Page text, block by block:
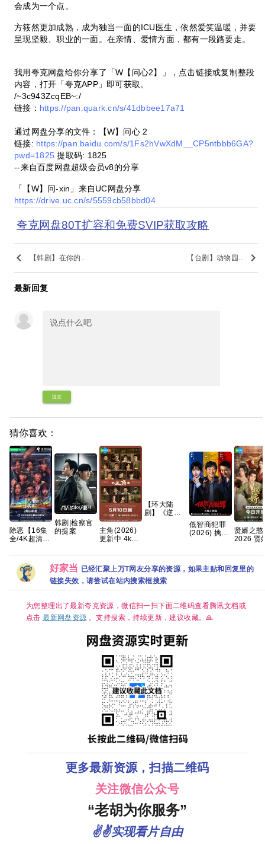
会成为一个点。
方筱然更加成熟，成为独当一面的ICU医生，依然爱笑温暖，并要
呈现坚毅、职业的一面。在亲情、爱情方面，都有一段路要走。
我用夸克网盘给你分享了「W【问心2】」，点击链接或复制整段
内容，打开「夸克APP」即可获取。
/~3c943ZcqEB~:/
链接： https://pan.quark.cn/s/41dbbee17a71
通过网盘分享的文件：【W】问心 2
链接: https://pan.baidu.com/s/1Fs2hVwXdM__CP5ntbbb6GA?
pwd=1825 提取码: 1825
--来自百度网盘超级会员v8的分享
「【W】问-xin」来自UC网盘分享
https://drive.uc.cn/s/5559cb58bbd04
夸克网盘80T扩容和免费SVIP获取攻略
keyboard_arrow_left 【韩剧】在你的.. 【台剧】动物园.. keyboard_arrow_right
最新回复
提交
猜你喜欢：
除恶【16集
全/4K超清臻
迷雾剧场，
开年人性犯
罪大剧 夸克
韩剧|检察官
的提案
主角(2026)
更新中 4k高
[网盘资源]
[1GB集]
【环大陆
剧】《逆爱/
内封中字】
逆爱花絮】
【132G】
低智商犯罪
(2026) 擒贼
S01杜比音
效 HDR
HiveWeb/内
【单集1～
贤婿之憨
2026 贤
情 潘毅
容君 范
紫茵 已更最
好家当 已经汇聚上万T网友分享的资源，如果主贴和回复里的
链接失效，请尝试在站内搜索框搜索
为您整理出了最新夸克资源，微信扫一扫下面二维码查看腾讯文档或
点击最新网盘资源 。支持搜索，持续更新，建议收藏。🙏
更多最新资源，扫描二维码
关注微信公众号
“老胡为你服务”
✌✌实现看片自由